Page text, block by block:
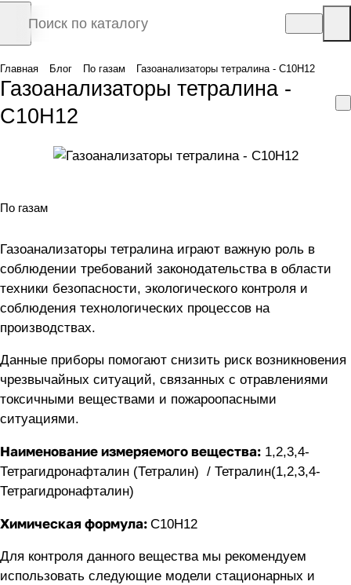
Главная Блог По газам Газоанализаторы тетралина - C10H12
Газоанализаторы тетралина -
C10H12
По газам
Газоанализаторы тетралина играют важную роль в
соблюдении требований законодательства в области
техники безопасности, экологического контроля и
соблюдения технологических процессов на
производствах.
Данные приборы помогают снизить риск возникновения
чрезвычайных ситуаций, связанных с отравлениями
токсичными веществами и пожароопасными
ситуациями.
Наименование измеряемого вещества: 1,2,3,4-
Тетрагидронафталин (Тетралин) / Тетралин(1,2,3,4-
Тетрагидронафталин)
Химическая формула: C10H12
Для контроля данного вещества мы рекомендуем
использовать следующие модели стационарных и